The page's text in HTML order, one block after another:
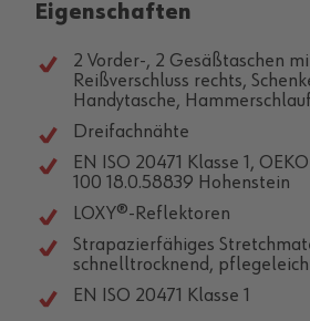
Eigenschaften
2 Vorder-, 2 Gesäßtaschen
Reißverschluss rechts,
Handytasche,
Dreifachnähte
EN ISO 20471 Klasse 1,
100 18.0.58839 Hohenstein
LOXY®-Reflektoren
Strapazierfähiges
schnelltrocknend,
EN ISO 20471 Klasse 1